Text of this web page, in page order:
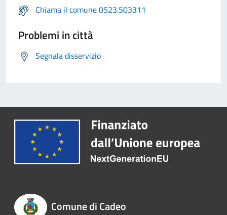
Chiama il comune 0523.503311
Problemi in città
Segnala disservizio
Comune di Cadeo